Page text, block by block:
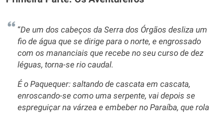
“De um dos cabeços da Serra dos Órgãos desliza um
fio de água que se dirige para o norte, e engrossado
com os mananciais que recebe no seu curso de dez
léguas, torna-se rio caudal.
É o Paquequer: saltando de cascata em cascata,
enroscando-se como uma serpente, vai depois se
espreguiçar na várzea e embeber no Paraíba, que rola